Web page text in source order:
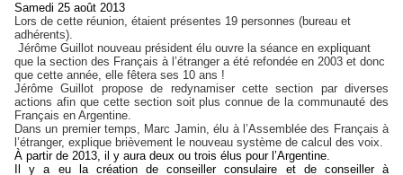
Samedi 25 août 2013
Lors de cette réunion, étaient présentes 19 personnes (bureau et
adhérents).
Jérôme Guillot nouveau président élu ouvre la séance en expliquant
que la section des Français à l’étranger a été refondée en 2003 et donc
que cette année, elle fêtera ses 10 ans !
Jérôme Guillot propose de redynamiser cette section par diverses
actions afin que cette section soit plus connue de la communauté des
Français en Argentine.
Dans un premier temps, Marc Jamin, élu à l’Assemblée des Français à
l’étranger, explique brièvement le nouveau système de calcul des voix.
À partir de 2013, il y aura deux ou trois élus pour l’Argentine.
Il y a eu la création de conseiller consulaire et de conseiller à